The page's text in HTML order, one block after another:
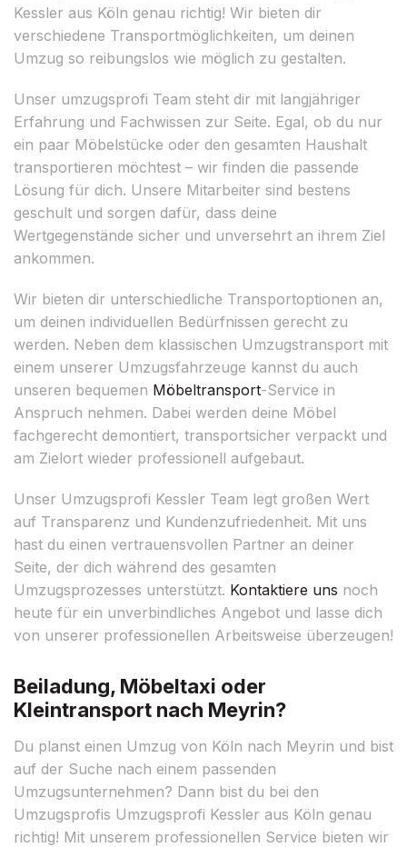
Kessler aus Köln genau richtig! Wir bieten dir
verschiedene Transportmöglichkeiten, um deinen
Umzug so reibungslos wie möglich zu gestalten.
Unser umzugsprofi Team steht dir mit langjähriger
Erfahrung und Fachwissen zur Seite. Egal, ob du nur
ein paar Möbelstücke oder den gesamten Haushalt
transportieren möchtest – wir finden die passende
Lösung für dich. Unsere Mitarbeiter sind bestens
geschult und sorgen dafür, dass deine
Wertgegenstände sicher und unversehrt an ihrem Ziel
ankommen.
Wir bieten dir unterschiedliche Transportoptionen an,
um deinen individuellen Bedürfnissen gerecht zu
werden. Neben dem klassischen Umzugstransport mit
einem unserer Umzugsfahrzeuge kannst du auch
unseren bequemen Möbeltransport-Service in
Anspruch nehmen. Dabei werden deine Möbel
fachgerecht demontiert, transportsicher verpackt und
am Zielort wieder professionell aufgebaut.
Unser Umzugsprofi Kessler Team legt großen Wert
auf Transparenz und Kundenzufriedenheit. Mit uns
hast du einen vertrauensvollen Partner an deiner
Seite, der dich während des gesamten
Umzugsprozesses unterstützt. Kontaktiere uns noch
heute für ein unverbindliches Angebot und lasse dich
von unserer professionellen Arbeitsweise überzeugen!
Beiladung, Möbeltaxi oder
Kleintransport nach Meyrin?
Du planst einen Umzug von Köln nach Meyrin und bist
auf der Suche nach einem passenden
Umzugsunternehmen? Dann bist du bei den
Umzugsprofis Umzugsprofi Kessler aus Köln genau
richtig! Mit unserem professionellen Service bieten wir